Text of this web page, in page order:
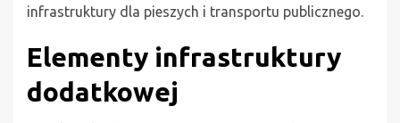
infrastruktury dla pieszych i transportu publicznego.
Elementy infrastruktury
dodatkowej